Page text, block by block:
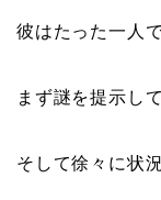
彼はたった一人
まず謎を提示し
そして徐々に状